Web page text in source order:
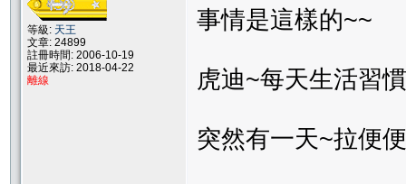
等級: 天王
文章: 24899
註冊時間: 2006-10-19
最近來訪: 2018-04-22
離線
事情是這樣的~~
虎迪~每天生活習
突然有一天~拉便